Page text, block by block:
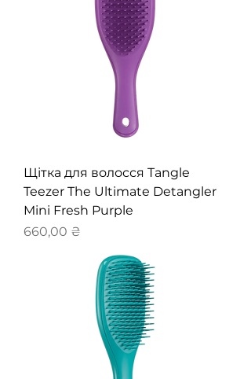
Щітка для волосся Tangle
Teezer The Ultimate Detangler
Mini Fresh Purple
Ціна
660,00 ₴